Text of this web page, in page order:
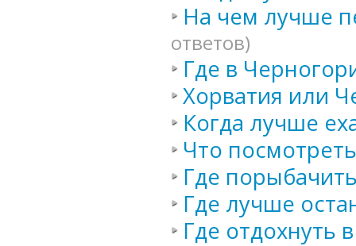
На чем лучше
ответов)
Где в
Хорватия или
Когда лучше
Что
Где
Где лучше
Где отдохнуть